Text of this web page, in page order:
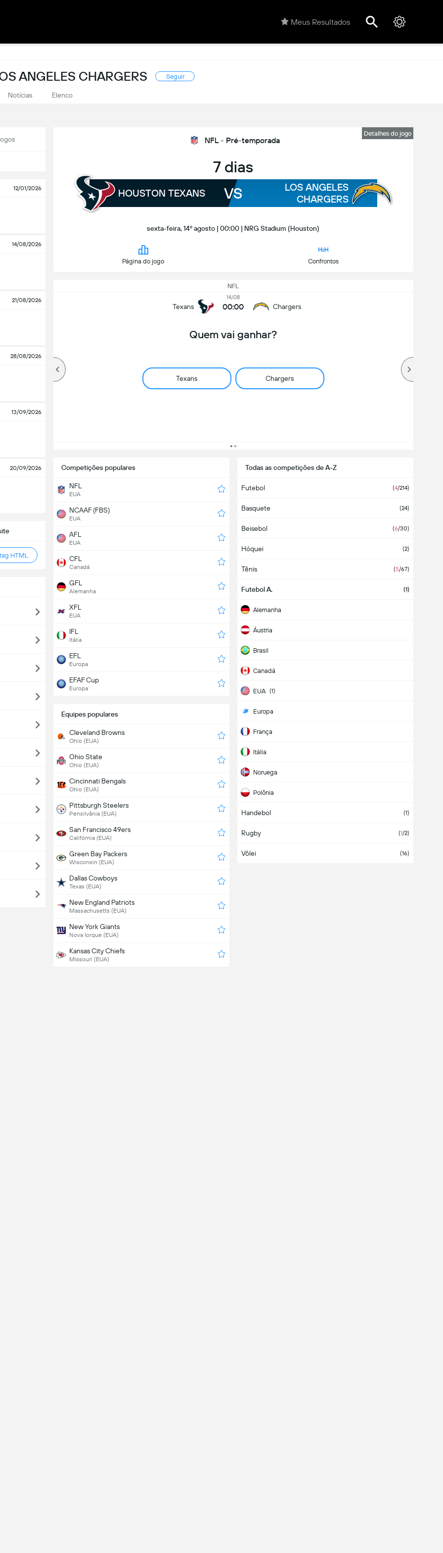
Meus Resultados
ANGELES CHARGERS Seguir
Notícias Elenco
12/01/2026
14/08/2026
21/08/2026
28/08/2026
13/09/2026
20/09/2026
HTML
Detalhes do jogo
NFL - Pré-temporada
7 dias
HOUSTON TEXANS VS
LOS ANGELES
CHARGERS
sexta-feira, 14º agosto | 00:00 | NRG Stadium (Houston)
Página do jogo Confrontos
NFL
Texans
14/08
00:00 Chargers
Quem vai ganhar?
Texans Chargers
Competições populares
NFL
EUA
NCAAF (FBS)
EUA
AFL
EUA
CFL
Canadá
GFL
Alemanha
XFL
EUA
IFL
Itália
EFL
Europa
EFAF Cup
Europa
Todas as competições de A-Z
Futebol (4/214)
Basquete (24)
Beisebol (6/30)
Hóquei (2)
Tênis (5/67)
Futebol A. (1)
Alemanha
Áustria
Brasil
Canadá
EUA (1)
Europa
França
Itália
Noruega
Polônia
Suíça
Tchéquia
Handebol (1)
Rugby (1/2)
Vôlei (16)
Equipes populares
Cleveland Browns
Ohio (EUA)
Ohio State
Ohio (EUA)
Cincinnati Bengals
Ohio (EUA)
Pittsburgh Steelers
Pensilvânia (EUA)
San Francisco 49ers
Califórnia (EUA)
Green Bay Packers
Wisconsin (EUA)
Dallas Cowboys
Texas (EUA)
New England Patriots
Massachusetts (EUA)
New York Giants
Nova Iorque (EUA)
Kansas City Chiefs
Missouri (EUA)